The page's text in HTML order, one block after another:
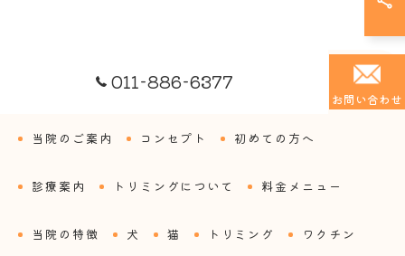
011-886-6377
お問い合わせ
当院のご案内 コンセプト 初めての方へ
診療案内 トリミングについて 料金メニュー
当院の特徴 犬 猫 トリミング ワクチン